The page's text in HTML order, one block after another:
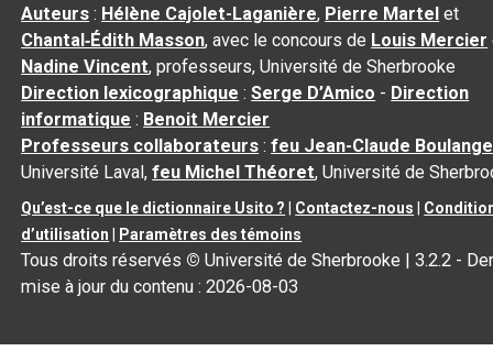
Auteurs : Hélène Cajolet-Laganière, Pierre Martel et
Chantal‑Édith Masson, avec le concours de Louis Mercier
Nadine Vincent, professeurs, Université de Sherbrooke
Direction lexicographique :Serge D’Amico - Direction
informatique : Benoit Mercier
Professeurs collaborateurs :feu Jean-Claude
Université Laval,feu Michel Théoret, Université de
Qu’est-ce que le dictionnaire Usito ? Contactez-nous
d’utilisation
Paramètres des témoins
Tous droits réservés © Université de Sherbrooke |3.2.2 -
mise à jour du contenu :2026-08-03